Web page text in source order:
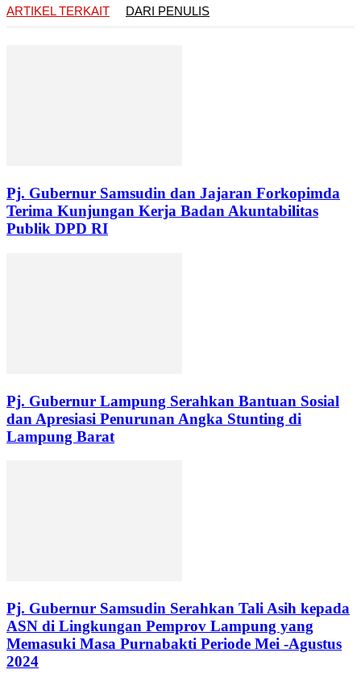
ARTIKEL TERKAIT
DARI PENULIS
Pj. Gubernur Samsudin dan Jajaran Forkopimda
Terima Kunjungan Kerja Badan Akuntabilitas
Publik DPD RI
Pj. Gubernur Lampung Serahkan Bantuan Sosial
dan Apresiasi Penurunan Angka Stunting di
Lampung Barat
Pj. Gubernur Samsudin Serahkan Tali Asih kepada
ASN di Lingkungan Pemprov Lampung yang
Memasuki Masa Purnabakti Periode Mei -Agustus
2024